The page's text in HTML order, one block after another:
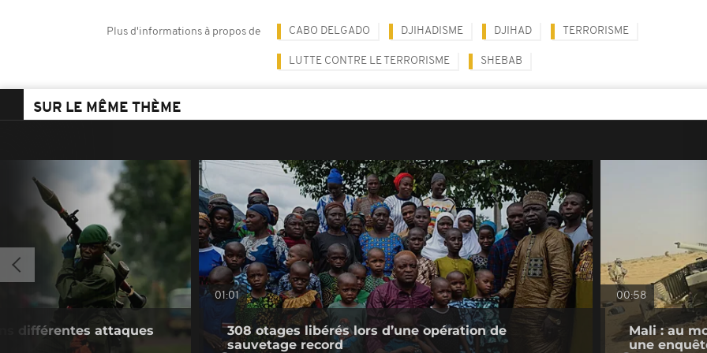
Plus d'informations à propos de CABO DELGADO DJIHADISME DJIHAD TERRORISME
LUTTE CONTRE LE TERRORISME SHEBAB
SUR LE MÊME THÈME
différentes attaques
01:01
308 otages libérés lors d’une opération de
sauvetage record
00:58
Mali : au
une